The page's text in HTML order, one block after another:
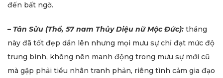
đến bất ngờ.
– Tân Sửu (Thổ, 57 nam Thủy Diệu nữ Mộc Đức): tháng
này đã tốt đẹp dần lên nhưng mọi mưu sự chỉ đạt mức độ
trung bình, không nên manh động trong mưu sự mới cũ
mà gặp phải tiểu nhân tranh phản, riêng tình cảm gia đạo